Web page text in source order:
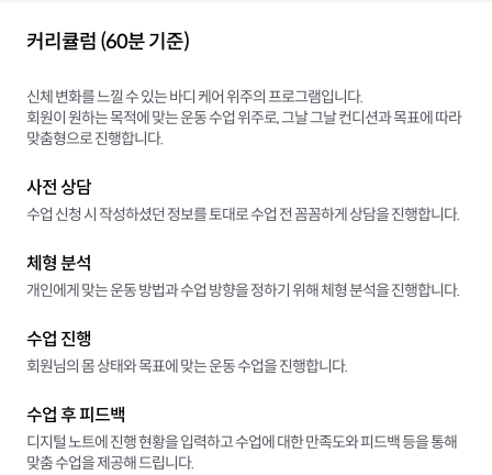
커리큘럼 (60분 기준)
신체 변화를 느낄 수 있는 바디 케어 위주의 프로그램입니다.
회원이 원하는 목적에 맞는 운동 수업 위주로, 그날 그날 컨디션과 목표에 따라
맞춤형으로 진행합니다.
사전 상담
수업 신청 시 작성하셨던 정보를 토대로 수업 전 꼼꼼하게 상담을 진행합니다.
체형 분석
개인에게 맞는 운동 방법과 수업 방향을 정하기 위해 체형 분석을 진행합니다.
수업 진행
회원님의 몸 상태와 목표에 맞는 운동 수업을 진행합니다.
수업 후 피드백
디지털 노트에 진행 현황을 입력하고 수업에 대한 만족도와 피드백 등을 통해
맞춤 수업을 제공해 드립니다.